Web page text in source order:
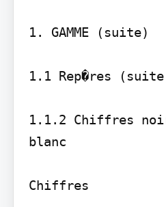
1. GAMME (suite)
1.1 Rep�res
1.1.2 Chiffres
blanc
Chiffres